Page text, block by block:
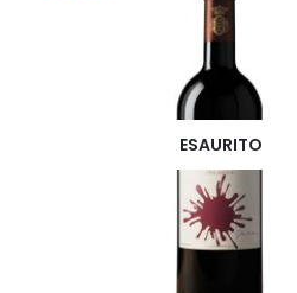
ESAURITO